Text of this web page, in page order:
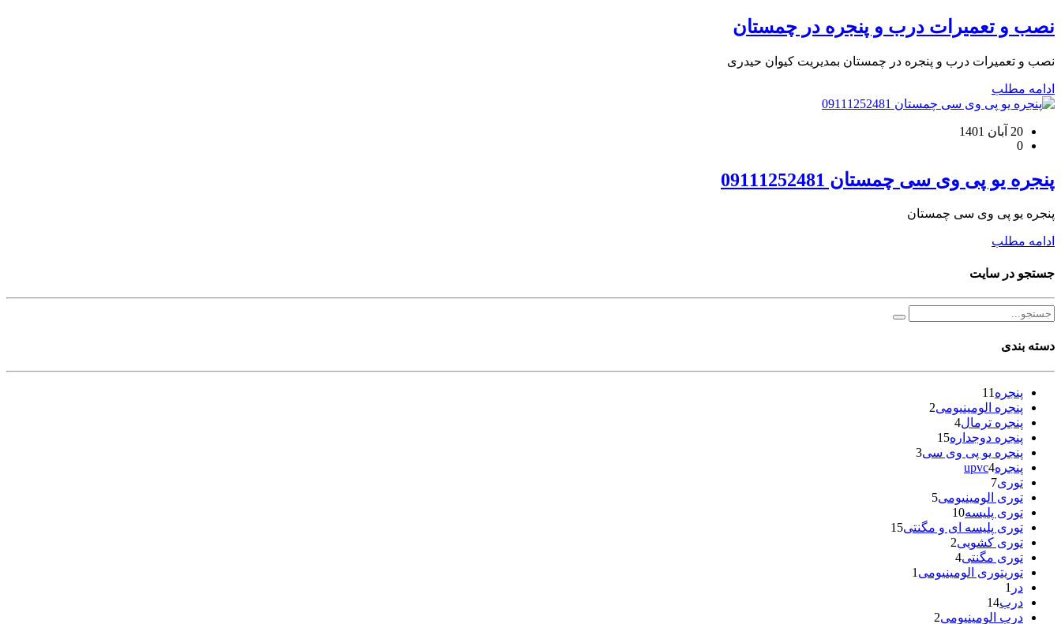
نصب و تعمیرات درب و پنجره در چمستان
نصب و تعمیرات درب و پنجره در چمستان بمدیریت کیوان حیدری
ادامه مطلب
20 آبان 1401
0
پنجره یو پی وی سی چمستان 09111252481
پنجره یو پی وی سی چمستان
ادامه مطلب
جستجو در سایت
دسته بندی
پنجره 11
پنجره الومینیومی2
پنجره ترمال4
پنجره دوجداره15
پنجره یو پی وی سی3
پنجرهupvc4
توری7
توری الومینیومی5
توری پلیسه10
توری پلیسه ای و مگنتی15
توری کشویی2
توری مگنتی4
توریتوری الومینیومی 1
در 1
درب14
درب الومینیومی2